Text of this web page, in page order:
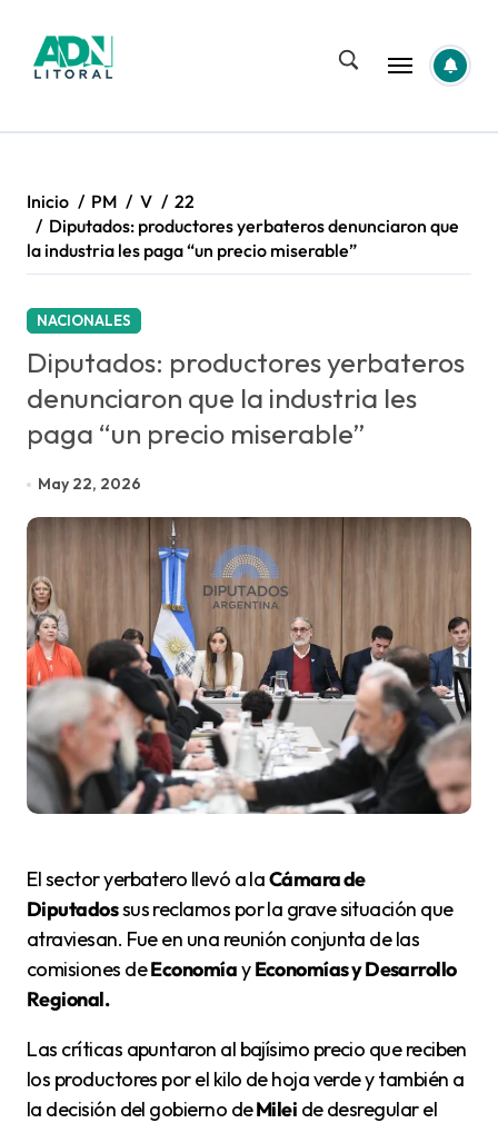
contenido
Inicio PM V
22
Diputados: productores yerbateros denunciaron que
la industria les paga “un precio miserable”
NACIONALES
Diputados: productores yerbateros
denunciaron que la industria les
paga “un precio miserable”
May 22, 2026
El sector yerbatero llevó a laCámara de
Diputadossus reclamos por la grave situación que
atraviesan. Fue en una reunión conjunta de las
comisiones deEconomíayEconomías y Desarrollo
Regional.
Las críticas apuntaron al bajísimo precio que reciben
los productores por el kilo de hoja verde y también a
la decisión del gobierno deMilei de desregular el